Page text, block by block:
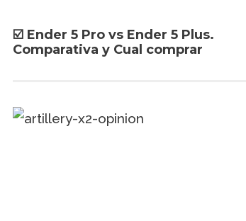
☑️ Ender 5 Pro vs Ender 5 Plus.
Comparativa y Cual comprar